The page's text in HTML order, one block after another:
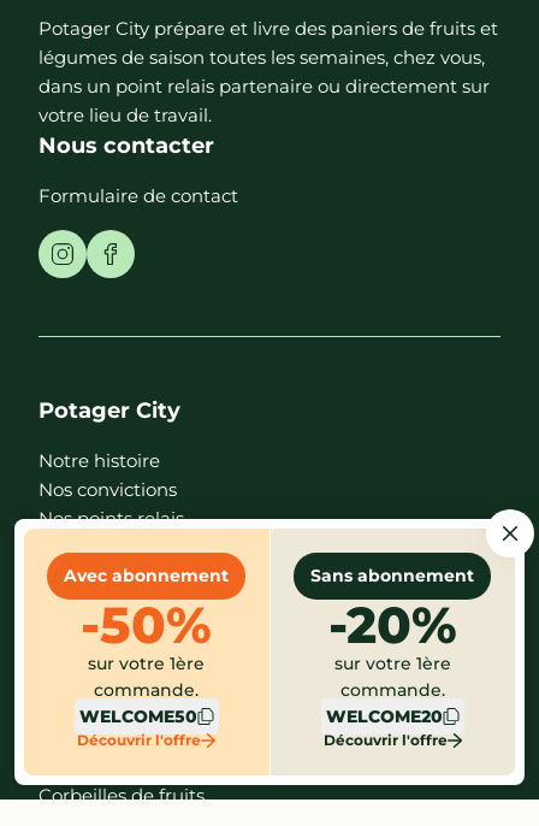
Avec abonnement
-50%
sur votre 1ère
commande.
WELCOME50
Découvrir l'offre
Sans abonnement
-20%
sur votre 1ère
commande.
WELCOME20
Découvrir l'offre
Potager City prépare et livre des paniers de fruits et
légumes de saison toutes les semaines, chez vous,
dans un point relais partenaire ou directement sur
votre lieu de travail.
Nous contacter
Formulaire de contact
Potager City
Notre histoire
Nos convictions
Nos points relais
Nos recettes
FAQ
Nous rejoindre
Devenir point relais
On recrute !
Offre entreprise
Corbeilles de fruits